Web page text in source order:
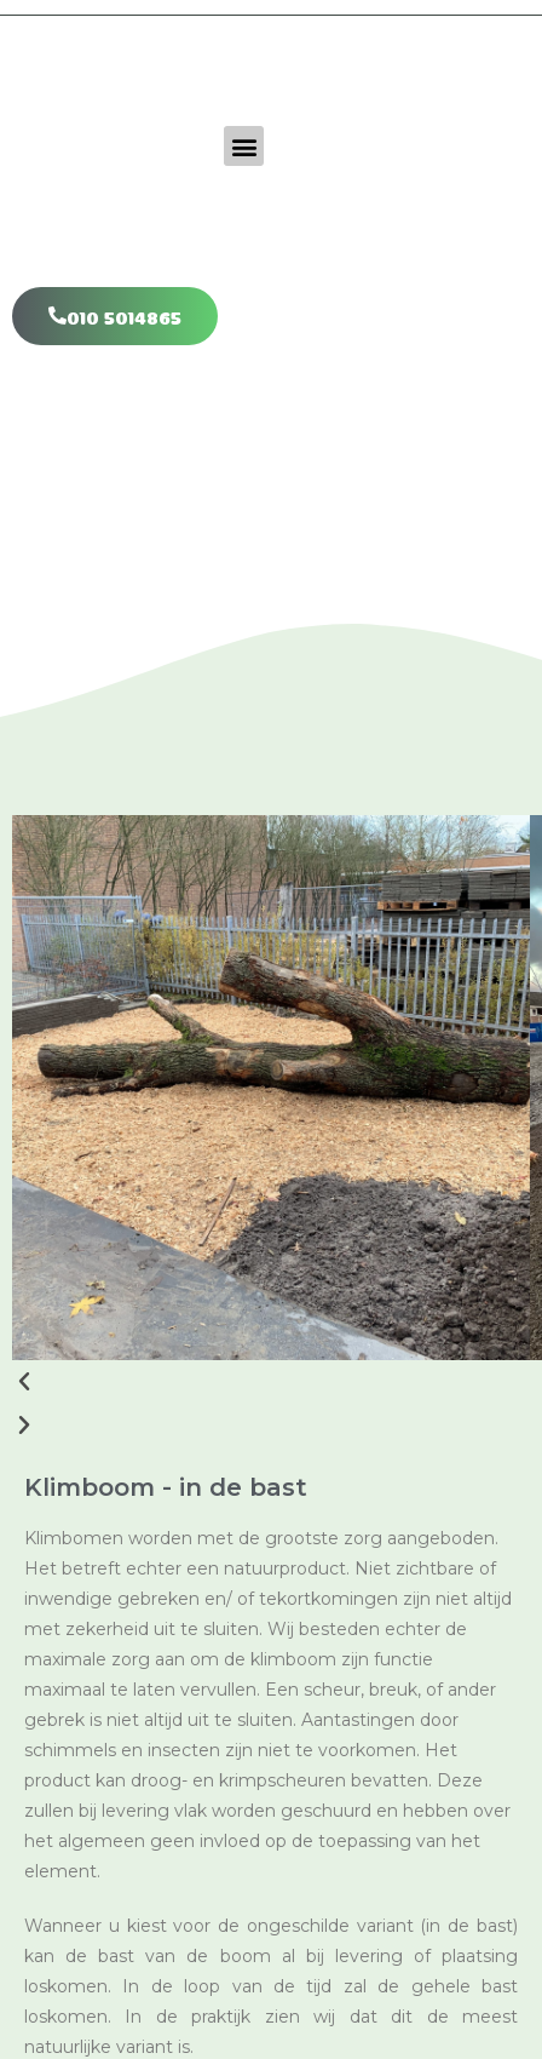
Klimboom - in de bast
010 5014865
Klimboom - in de bast
Klimbomen worden met de grootste zorg aangeboden.
Het betreft echter een natuurproduct. Niet zichtbare of
inwendige gebreken en/ of tekortkomingen zijn niet altijd
met zekerheid uit te sluiten. Wij besteden echter de
maximale zorg aan om de klimboom zijn functie
maximaal te laten vervullen. Een scheur, breuk, of ander
gebrek is niet altijd uit te sluiten. Aantastingen door
schimmels en insecten zijn niet te voorkomen. Het
product kan droog- en krimpscheuren bevatten. Deze
zullen bij levering vlak worden geschuurd en hebben over
het algemeen geen invloed op de toepassing van het
element.
Wanneer u kiest voor de ongeschilde variant (in de bast)
kan de bast van de boom al bij levering of plaatsing
loskomen. In de loop van de tijd zal de gehele bast
loskomen. In de praktijk zien wij dat dit de meest
natuurlijke variant is.